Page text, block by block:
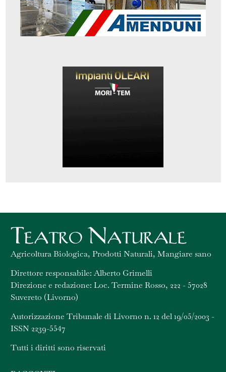
Agricoltura Biologica, Prodotti Naturali, Mangiare sano
Direttore responsabile: Alberto Grimelli
Direzione e redazione: Loc. Termine Rosso, 222 - 57028
Suvereto (Livorno)
Autorizzazione Tribunale di Livorno n. 12 del 19/05/2003 -
ISSN 2239-5547
Tutti i diritti sono riservati